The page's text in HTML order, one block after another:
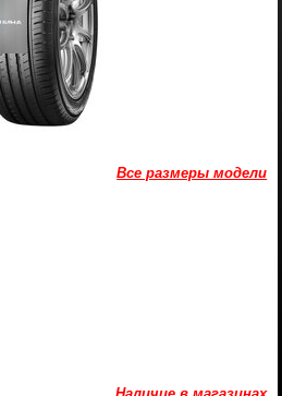
Все размеры модели